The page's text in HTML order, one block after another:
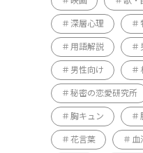
深層心理
用語解説
男性向け
秘密の恋愛研究所
胸キュン
花言葉 血